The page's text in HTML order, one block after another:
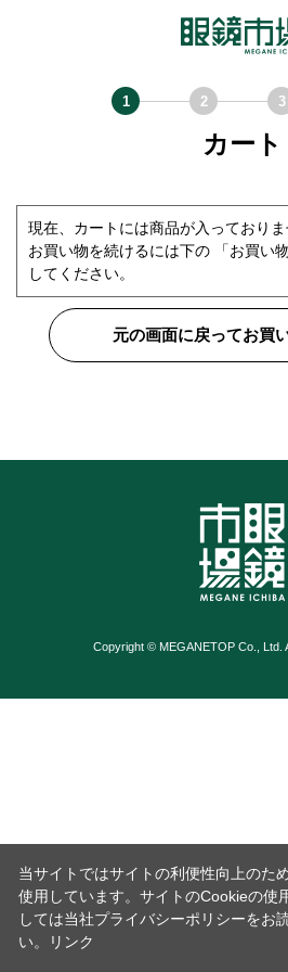
カート
現在、カートには商品が入っておりま
お買い物を続けるには下の 「お買い
してください。
元の画面に戻ってお買
Copyright © MEGANETOP Co., Ltd.
当サイトではサイトの利便性向上のた
使用しています。サイトのCookieの使
しては当社プライバシーポリシーをお
い。
リンク